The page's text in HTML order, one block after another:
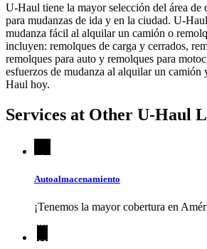
U-Haul tiene la mayor selección del área de
para mudanzas de ida y en la ciudad. U-Haul
mudanza fácil al alquilar un camión o
incluyen: remolques de carga y cerrados,
remolques para auto y remolques para
esfuerzos de mudanza al alquilar un camión
Haul hoy.
Services at Other U-Haul
Autoalmacenamiento
¡Tenemos la mayor cobertura en